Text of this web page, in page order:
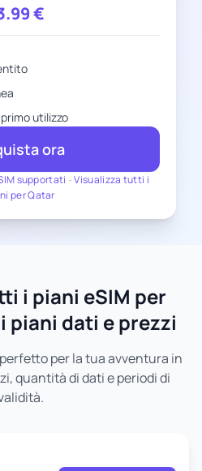
€
supportati -Visualizza tutti i
per Qatar
utilizzo
ora
i piani eSIM per
piani dati e prezzi
per la tua avventura in
quantità di dati e periodi di